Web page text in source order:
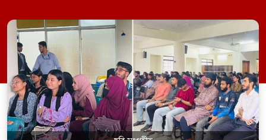
কেন্দ্রীয় লাইব্রেরির নবযুগ কনফারেন্স রুমে এ
সেমিনারের আয়োজন করা হয়। এআই ক্যাম্পের
উদ্যোগে আয়োজিত সেমিনারে প্রধান আলোচক
হিসেবে উপস্থিত ছিলেন রাইজের ডিজিটাল গ্রোথ
হ্যাক ম্যানেজার মো. ইয়াসিন আরাফাত। […]